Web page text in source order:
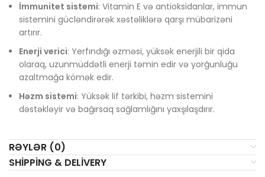
İmmunitet sistemi: Vitamin E və antioksidanlar, immun
sistemini gücləndirərək xəstəliklərə qarşı mübarizəni
artırır.
Enerji verici: Yerfındığı əzməsi, yüksək enerjili bir qida
olaraq, uzunmüddətli enerji təmin edir və yorğunluğu
azaltmağa kömək edir.
Həzm sistemi: Yüksək lif tərkibi, həzm sistemini
dəstəkləyir və bağırsaq sağlamlığını yaxşılaşdırır.
RƏYLƏR (0)
SHIPPING & DELIVERY